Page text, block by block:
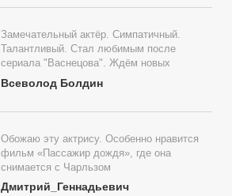
Замечательный актёр. Симпатичный.
Талантливый. Стал любимым после
сериала "Васнецова". Ждём новых
Всеволод Болдин
Обожаю эту актрису. Особенно нравится
фильм «Пассажир дождя», где она
снимается с Чарльзом
Дмитрий_Геннадьевич